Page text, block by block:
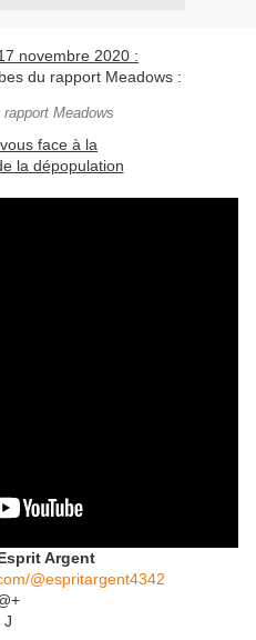
novembre 2020 :
du rapport Meadows :
Meadows
face à la
la dépopulation
Argent
@espritargent4342
J